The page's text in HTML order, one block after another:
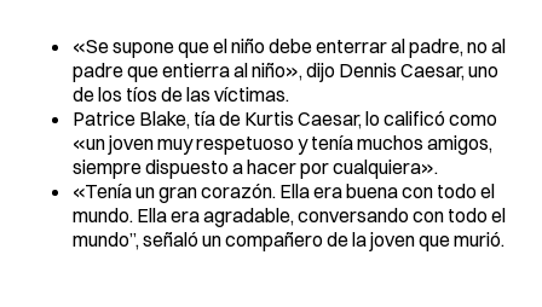
«Se supone que el niño debe enterrar al padre, no al
padre que entierra al niño», dijo Dennis Caesar, uno
de los tíos de las víctimas.
Patrice Blake, tía de Kurtis Caesar, lo calificó como
«un joven muy respetuoso y tenía muchos amigos,
siempre dispuesto a hacer por cualquiera».
«Tenía un gran corazón. Ella era buena con todo el
mundo. Ella era agradable, conversando con todo el
mundo”, señaló un compañero de la joven que murió.